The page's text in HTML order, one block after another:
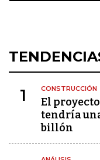
1 CONSTRUCCIÓN
El proyecto
tendría
billón